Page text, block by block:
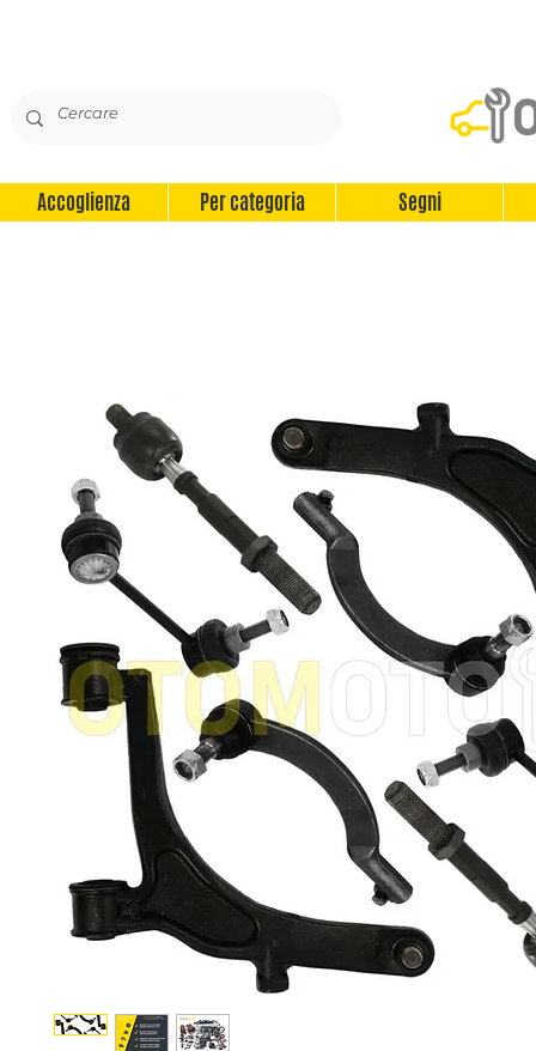
Accoglienza Per categoria Segni